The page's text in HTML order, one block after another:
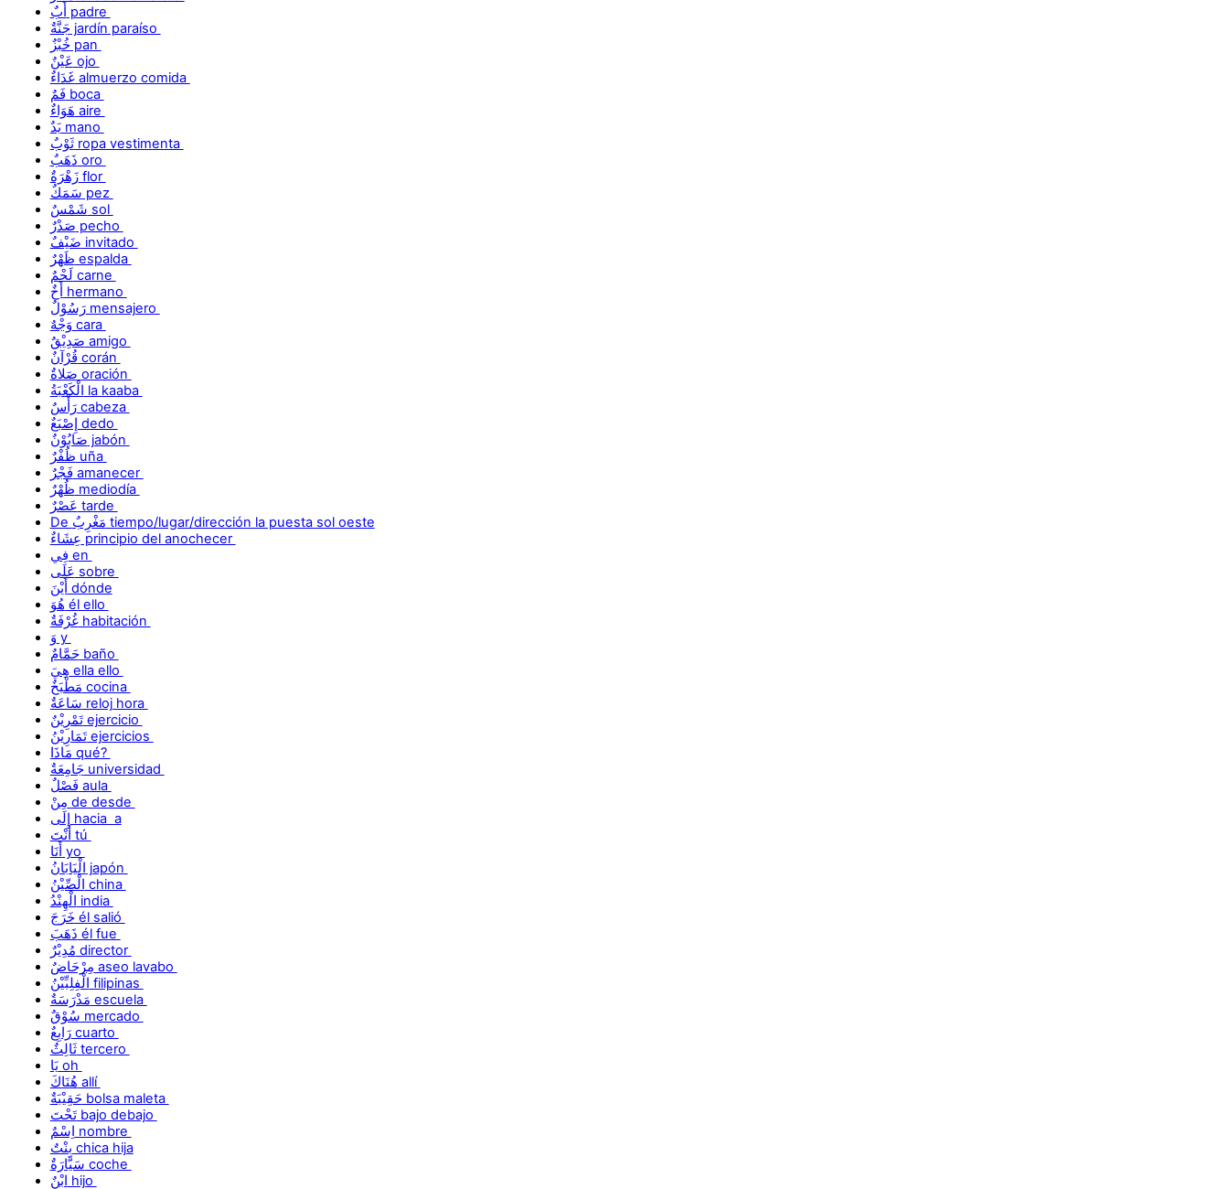
أَبٌ padre
جَنَّةٌ jardín paraíso
خُبْزٌ pan
عَيْنٌ ojo
غَدَاءٌ almuerzo comida
فَمٌ boca
هَوَاءٌ aire
يَدٌ mano
ثَوْبٌ ropa vestimenta
ذَهَبٌ oro
زَهْرَةٌ flor
سَمَكٌ pez
شَمْسٌ sol
صَدْرٌ pecho
ضَيْفٌ invitado
ظَهْرٌ espalda
لَحْمٌ carne
أَخٌ hermano
رَسُوْلٌ mensajero
وَجْهٌ cara
صَدِيْقٌ amigo
قُرْآنٌ corán
صَلاةٌ oración
الْكَعْبَةُ la kaaba
رَأْسٌ cabeza
إِصْبَعٌ dedo
صَابُوْنٌ jabón
ظُفْرٌ uña
فَجْرٌ amanecer
ظُهْرٌ mediodía
عَصْرٌ tarde
De مَغْرِبٌ tiempo/lugar/dirección la puesta sol oeste
عِشَاءٌ principio del anochecer
فِي en
عَلَى sobre
أَيْنَ dónde
هُوَ él ello
غُرْفَةٌ habitación
وَ y
حَمَّامٌ baño
هِيَ ella ello
مَطْبَخٌ cocina
سَاعَةٌ reloj hora
تَمْرِيْنٌ ejercicio
تَمَارِيْنُ ejercicios
مَاذَا qué?
جَامِعَةٌ universidad
فَصْلٌ aula
مِنْ de desde
إِلَى hacia a
أَنْتَ tú
أَنَا yo
الْيَابَانُ japón
الْصِّيْنُ china
الْهِنْدُ india
خَرَجَ él salió
ذَهَبَ él fue
مُدِيْرٌ director
مِرْحَاضٌ aseo lavabo
الْفِلِبِّيْنُ filipinas
مَدْرَسَةٌ escuela
سُوْقٌ mercado
رَابِعٌ cuarto
ثَالِثٌ tercero
يَا oh
هُنَاكَ allí
حَقِيْبَةٌ bolsa maleta
تَحْتَ bajo debajo
اِسْمٌ nombre
بِنْتٌ chica hija
سَيَّارَةٌ coche
ابْنٌ hijo